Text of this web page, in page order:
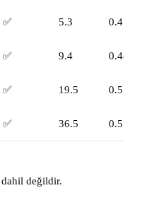
✅ 5.3 0.4790
✅ 9.4 0.4800
✅ 19.5 0.5730
✅ 36.5 0.5780
dahil değildir.